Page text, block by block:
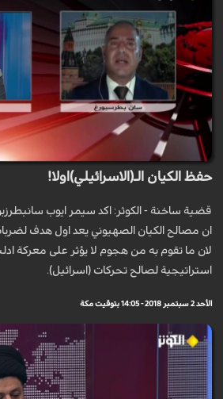
حفظ الكيان الـ(الاسرائيلي)اولا!
قضية ساخنة - الكوثر: اكد سيمر ايوب
ان مصالح الكيان الصهيوني يعد اول هدف
لان ما تقوم به من هجوم لا يؤثر على معركة
استراتيجية لصالح تحركات (اسرائيل).
الأحد 2 سبتمبر 2018 - 14:05 بتوقيت مكة